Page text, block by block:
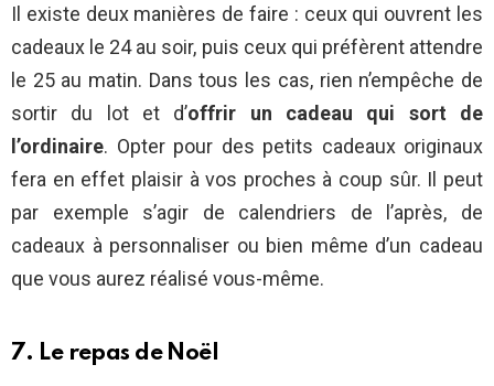
Il existe deux manières de faire : ceux qui ouvrent les
cadeaux le 24 au soir, puis ceux qui préfèrent attendre
le 25 au matin. Dans tous les cas, rien n’empêche de
sortir du lot et d’offrir un cadeau qui sort de
l’ordinaire. Opter pour des petits cadeaux originaux
fera en effet plaisir à vos proches à coup sûr. Il peut
par exemple s’agir de calendriers de l’après, de
cadeaux à personnaliser ou bien même d’un cadeau
que vous aurez réalisé vous-même.
7. Le repas de Noël